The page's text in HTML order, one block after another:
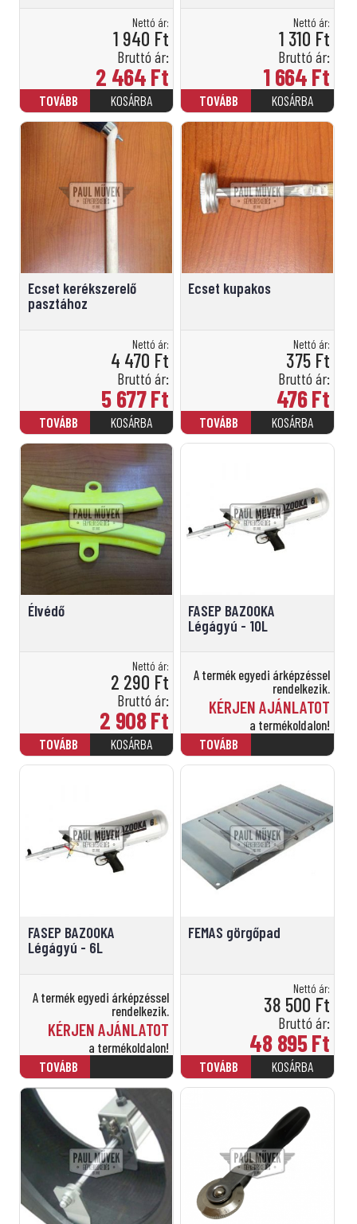
Nettó ár:
1 940 Ft
Bruttó ár:
2 464Ft
Nettó ár:
1 310 Ft
Bruttó ár:
1 664Ft
Ecset kerékszerelő
pasztához
Nettó ár:
4 470 Ft
Bruttó ár:
5 677Ft
Ecset kupakos
Nettó ár:
375 Ft
Bruttó ár:
476Ft
Élvédő
Nettó ár:
2 290 Ft
Bruttó ár:
2 908Ft
FASEP BAZOOKA
Légágyú - 10L
A termék egyedi árképzéssel
rendelkezik.
KÉRJEN AJÁNLATOT
a termékoldalon!
FASEP BAZOOKA
Légágyú - 6L
A termék egyedi árképzéssel
rendelkezik.
KÉRJEN AJÁNLATOT
a termékoldalon!
FEMAS görgőpad
Nettó ár:
38 500 Ft
Bruttó ár:
48 895Ft